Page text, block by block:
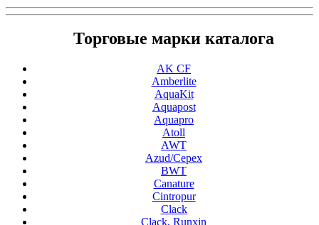
Торговые марки каталога
AK CF
Amberlite
AquaKit
Aquapost
Aquapro
Atoll
AWT
Azud/Cepex
BWT
Canature
Cintropur
Clack
Clack, Runxin